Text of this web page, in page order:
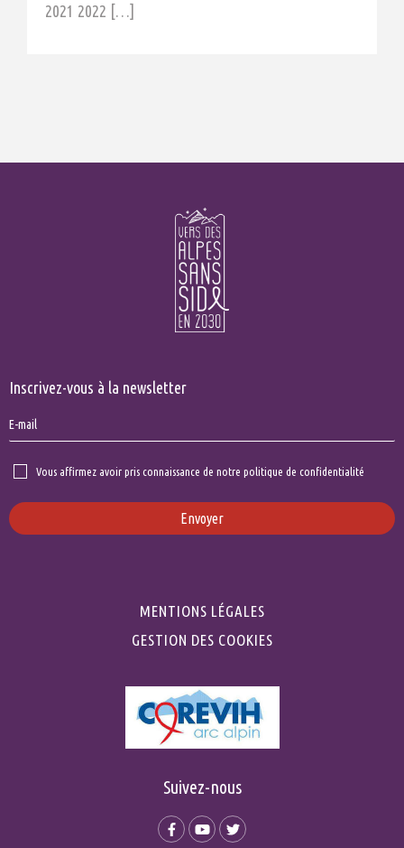
2021 2022 […]
Inscrivez-vous à la newsletter
Vous affirmez avoir pris connaissance de notre politique de confidentialité
Envoyer
MENTIONS LÉGALES
GESTION DES COOKIES
Suivez-nous